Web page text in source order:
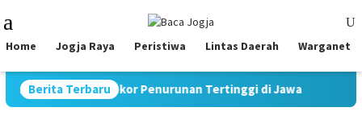
to
content
Menu
Home Jogja Raya Peristiwa Lintas Daerah Warganet
Berita Terbaru
Catat Rekor Penurunan Tertinggi di Jawa